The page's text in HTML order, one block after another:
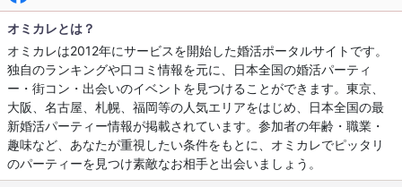
オミカレとは？
オミカレは2012年にサービスを開始した婚活ポータルサイトです。
独自のランキングや口コミ情報を元に、日本全国の婚活パーティ
ー・街コン・出会いのイベントを見つけることができます。東京、
大阪、名古屋、札幌、福岡等の人気エリアをはじめ、日本全国の最
新婚活パーティー情報が掲載されています。参加者の年齢・職業・
趣味など、あなたが重視したい条件をもとに、オミカレでピッタリ
のパーティーを見つけ素敵なお相手と出会いましょう。